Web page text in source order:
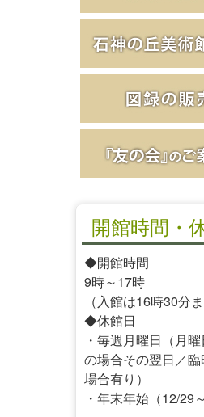
開館時間・
◆開館時間
9時～17時
（入館は16時30分ま
◆休館日
・毎週月曜日（月
の場合その翌日／
場合有り）
・年末年始（12/29